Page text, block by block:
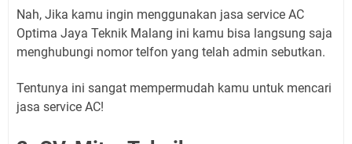
Nah, Jika kamu ingin menggunakan jasa service AC
Optima Jaya Teknik Malang ini kamu bisa langsung saja
menghubungi nomor telfon yang telah admin sebutkan.
Tentunya ini sangat mempermudah kamu untuk mencari
jasa service AC!